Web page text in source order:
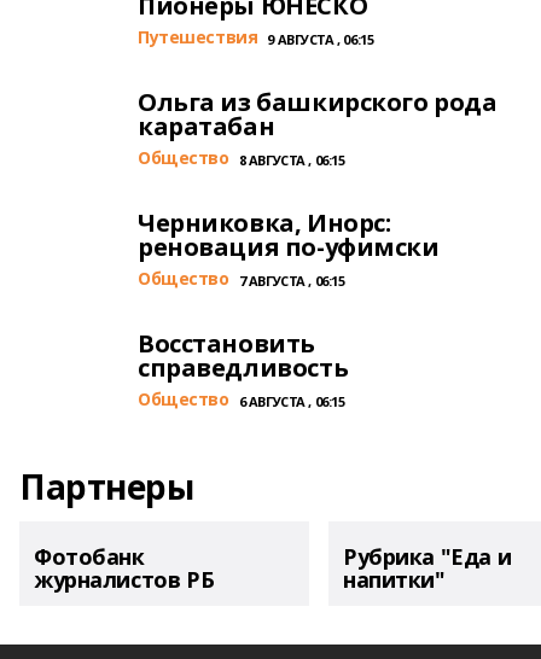
Путешествия 9 АВГУСТА , 06:15
Ольга из башкирского рода
каратабан
Общество 8 АВГУСТА , 06:15
Черниковка, Инорс:
реновация по-уфимски
Общество 7 АВГУСТА , 06:15
Восстановить
справедливость
Общество 6 АВГУСТА , 06:15
Партнеры
Фотобанк
журналистов РБ
Рубрика "Еда и
напитки"